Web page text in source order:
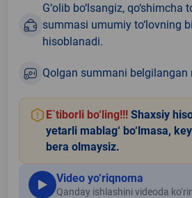
G‘olib bo‘lsangiz, qo‘shimcha
summasi umumiy to‘lovning
hisoblanadi.
Qolgan summani belgilangan
E`tiborli bo‘ling!!! Shaxsiy
yetarli mablag‘ bo‘lmasa,
bera olmaysiz.
Video yo‘riqnoma
Qanday ishlashini videoda